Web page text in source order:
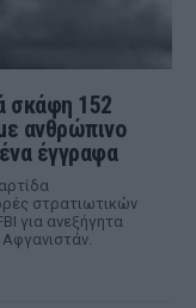
σκάφη 152
ανθρώπινο
έγγραφα
στρατιωτικών
για ανεξήγητα